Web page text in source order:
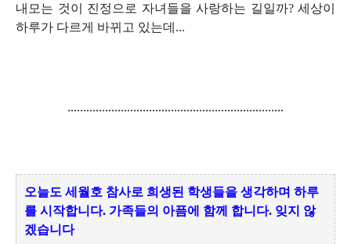
내모는 것이 진정으로 자녀들을 사랑하는 길일까? 세상이
하루가 다르게 바뀌고 있는데 ...
.....................................................................
오늘도 세월호 참사로 희생된 학생들을 생각하며 하루
를 시작합니다. 가족들의 아픔에 함께 합니다. 잊지 않
겠습니다